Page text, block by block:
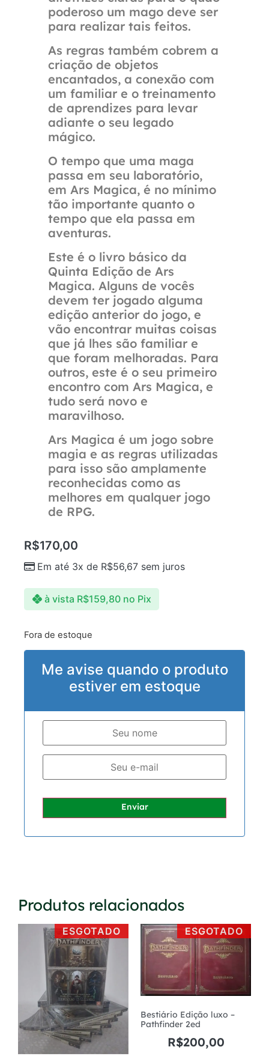
poderoso um mago deve ser
para realizar tais feitos.
As regras também cobrem a
criação de objetos
encantados, a conexão com
um familiar e o treinamento
de aprendizes para levar
adiante o seu legado
mágico.
O tempo que uma maga
passa em seu laboratório,
em Ars Magica, é no mínimo
tão importante quanto o
tempo que ela passa em
aventuras.
Este é o livro básico da
Quinta Edição de Ars
Magica. Alguns de vocês
devem ter jogado alguma
edição anterior do jogo, e
vão encontrar muitas coisas
que já lhes são familiar e
que foram melhoradas. Para
outros, este é o seu primeiro
encontro com Ars Magica, e
tudo será novo e
maravilhoso.
Ars Magica é um jogo sobre
magia e as regras utilizadas
para isso são amplamente
reconhecidas como as
melhores em qualquer jogo
de RPG.
R$170,00
Em até 3x de R$56,67 sem juros
à vista R$159,80 no Pix
Fora de estoque
Me avise quando o produto
estiver em estoque
Enviar
Produtos relacionados
ESGOTADO ESGOTADO
Bestiário Edição luxo –
Pathfinder 2ed
R$200,00